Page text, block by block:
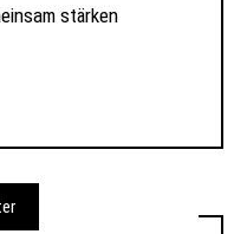
stärken